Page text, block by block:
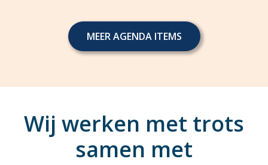
MEER AGENDA ITEMS
Wij werken met trots
samen met